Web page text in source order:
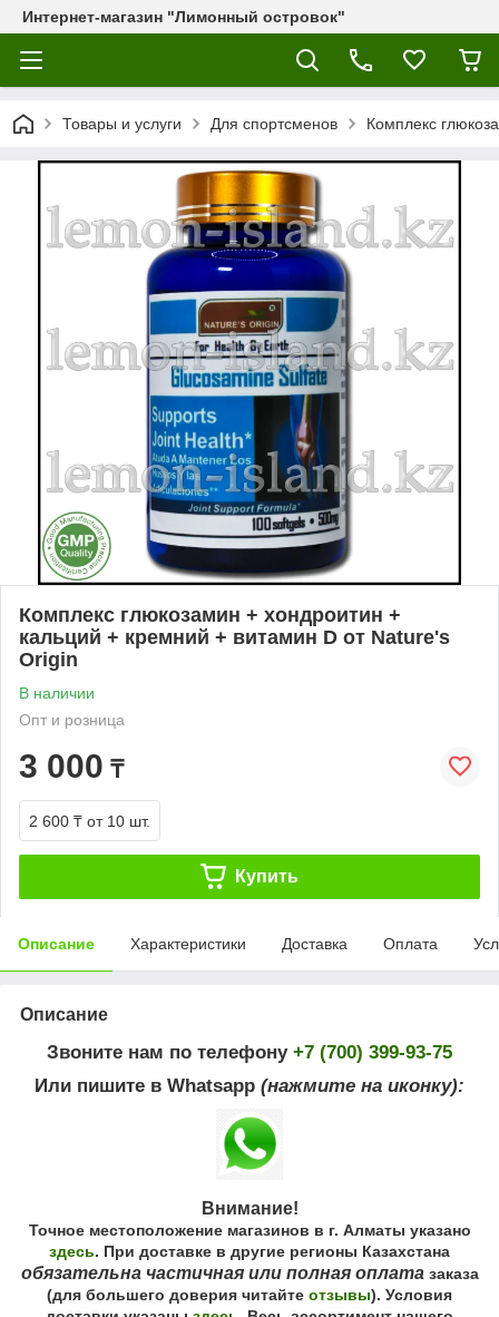
Интернет-магазин "Лимонный островок"
Товары и услуги Для спортсменов Комплекс
Комплекс глюкозамин + хондроитин +
кальций + кремний + витамин D от Nature's
Origin
В наличии
Опт и розница
3 000 ₸
2 600 ₸ от 10 шт.
Купить
Описание Характеристики Доставка Оплата
Описание
Звоните нам по телефону +7 (700) 399-93-75
Или пишите в Whatsapp (нажмите на иконку):
Внимание!
Точное местоположение магазинов в г. Алматы указано
здесь. При доставке в другие регионы Казахстана
обязательна частичная или полная оплатазаказа
(для большего доверия читайте отзывы). Условия